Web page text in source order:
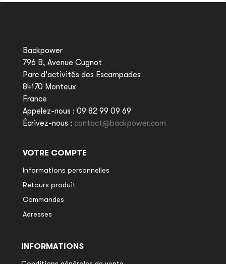
Backpower
796 B, Avenue Cugnot
Parc d'activités des Escampades
84170 Monteux
France
Appelez-nous : 09 82 99 09 69
Écrivez-nous : contact@backpower.com
VOTRE COMPTE
Informations personnelles
Retours produit
Commandes
Adresses
INFORMATIONS